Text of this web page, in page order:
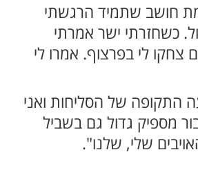
חושב שתמיד הרגשתי
כשחזרתי ישר אמרתי
צחקו לי בפרצוף. אמרו לי
התקופה של הסליחות ואני
מספיק גדול גם בשביל
שלי, שלנו".